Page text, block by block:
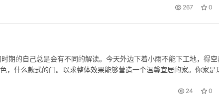
267 0
期的自己总是会有不同的解读。今天外边下着小雨不能下工地，得
，什么款式的门。以求整体效果能够营造一个温馨宜居的家。你家是
24 0